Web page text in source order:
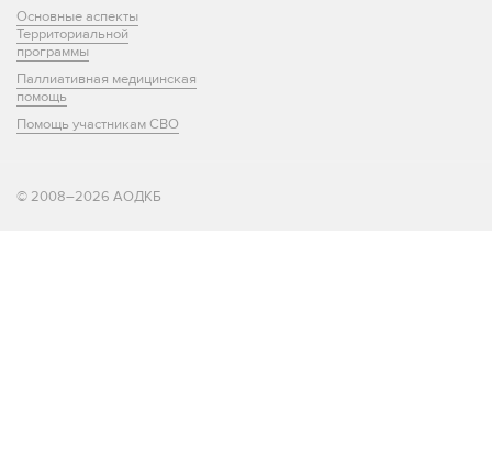
Основные аспекты
Территориальной
программы
Паллиативная медицинская
помощь
Помощь участникам СВО
© 2008–2026 АОДКБ